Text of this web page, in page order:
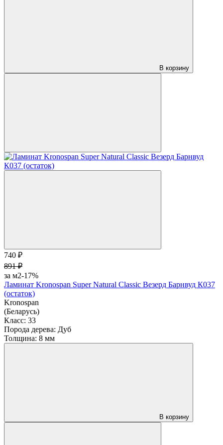
В корзину
740 ₽
891 ₽
за м2-17%
Ламинат Kronospan Super Natural Classic Везерд Барнвуд К037
(остаток)
Kronospan
(Беларусь)
Класс: 33
Порода дерева: Дуб
Толщина: 8 мм
В корзину